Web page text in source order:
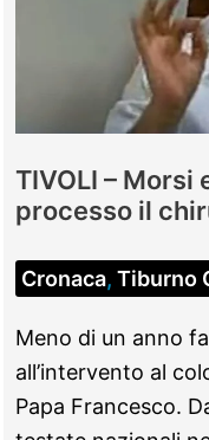
TIVOLI – Morsi
processo il
Cronaca, Tiburno
Meno di un anno
all’intervento al
Papa Francesco.